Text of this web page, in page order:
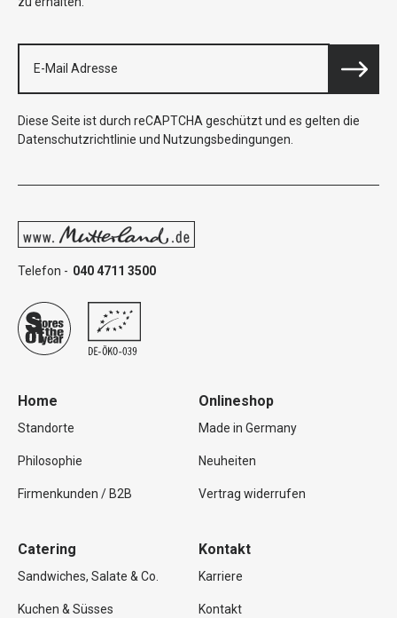
Diese Seite ist durch reCAPTCHA geschützt und es gelten die
Datenschutzrichtlinie und Nutzungsbedingungen
Telefon - 040 4711 3500
Home
Standorte
Philosophie
Firmenkunden / B2B
Onlineshop
Made in Germany
Neuheiten
Vertrag widerrufen
Catering
Sandwiches, Salate & Co.
Kuchen & Süsses
Kontakt
Karriere
Kontakt